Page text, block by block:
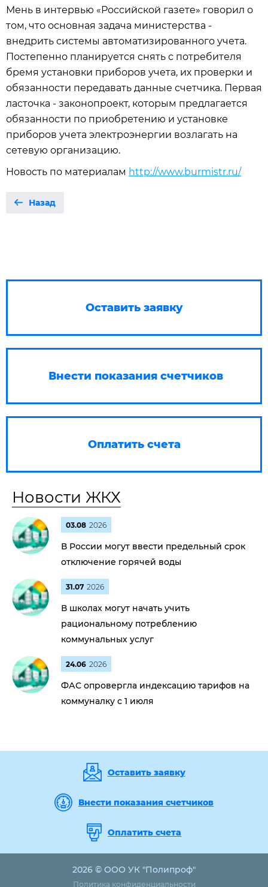
Мень в интервью «Российской газете» говорил о
том, что основная задача министерства -
внедрить системы автоматизированного учета.
Постепенно планируется снять с потребителя
бремя установки приборов учета, их проверки и
обязанности передавать данные счетчика. Первая
ласточка - законопроект, которым предлагается
обязанности по приобретению и установке
приборов учета электроэнергии возлагать на
сетевую организацию.
Новость по материалам http://www.burmistr.ru/
Назад
Оставить заявку
Внести показания счетчиков
Оплатить счета
Новости ЖКХ
03.08 2026
В России могут ввести предельный срок
отключение горячей воды
31.07 2026
В школах могут начать учить
рациональному потреблению
коммунальных услуг
24.06 2026
ФАС опровергла индексацию тарифов на
коммуналку с 1 июля
Оставить заявку
Внести показания счетчиков
Оплатить счета
2026 © ООО УК "Полипроф"
Политика конфиденциальности